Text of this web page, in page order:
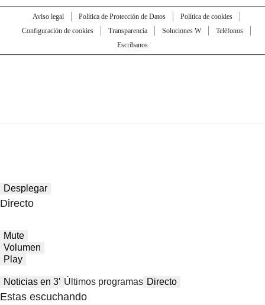
Aviso legal Política de Protección de Datos
Política de cookies
Configuración de cookies
Transparencia Soluciones W
Teléfonos
Escríbanos
Desplegar
Directo
Mute
Volumen
Play
Noticias en 3′ Últimos programas Directo
Estas escuchando